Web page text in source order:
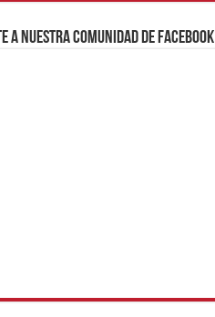
a nuestra comunidad de Facebook